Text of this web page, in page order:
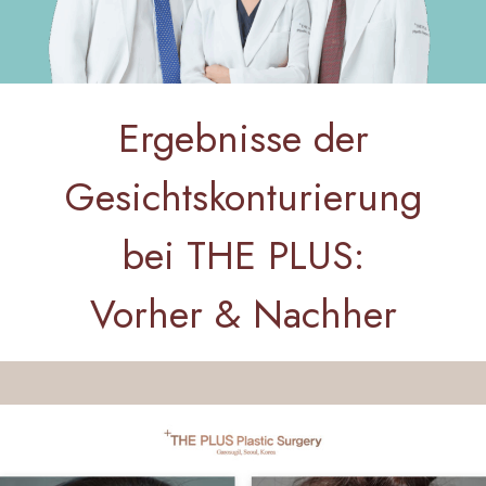
Ergebnisse der
Gesichtskonturierung
bei THE PLUS:
Vorher & Nachher